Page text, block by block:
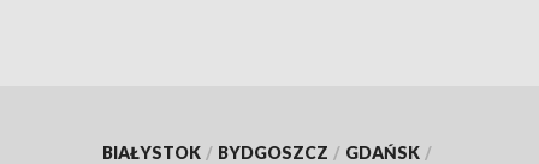
BIAŁYSTOK / BYDGOSZCZ / GDAŃSK /